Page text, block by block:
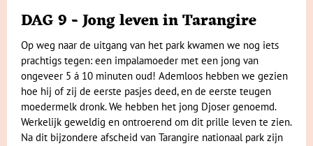
DAG 9 - Jong leven in Tarangire
Op weg naar de uitgang van het park kwamen we nog iets
prachtigs tegen: een impalamoeder met een jong van
ongeveer 5 á 10 minuten oud! Ademloos hebben we gezien
hoe hij of zij de eerste pasjes deed, en de eerste teugen
moedermelk dronk. We hebben het jong Djoser genoemd.
Werkelijk geweldig en ontroerend om dit prille leven te zien.
Na dit bijzondere afscheid van Tarangire nationaal park zijn